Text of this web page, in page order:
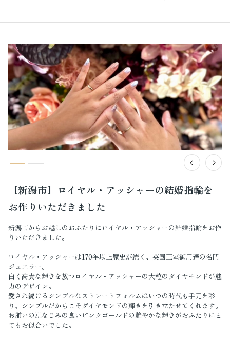
【新潟市】ロイヤル・アッシャーの結婚指輪を
お作りいただきました
新潟市からお越しのおふたりにロイヤル・アッシャーの結婚指輪をお作
りいただきました。
ロイヤル・アッシャーは170年以上歴史が続く、英国王室御用達の名門
ジュエラー。
白く高貴な輝きを放つロイヤル・アッシャーの大粒のダイヤモンドが魅
力のデザイン。
愛され続けるシンプルなストレートフォルムはいつの時代も手元を彩
り、シンプルだからこそダイヤモンドの輝きを引き立たせてくれます。
お揃いの肌なじみの良いピンクゴールドの艶やかな輝きがおふたりにと
てもお似合いでした。